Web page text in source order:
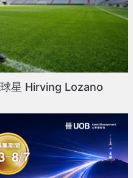
星 Hirving Lozano